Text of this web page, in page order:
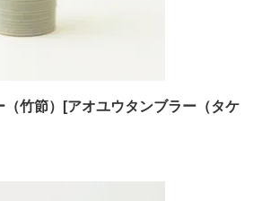
（竹節）[アオユウタンブラー（タケ